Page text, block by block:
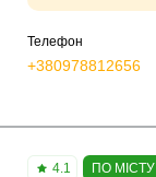
Телефон
+380978812656
4.1 ПО МІСТУ